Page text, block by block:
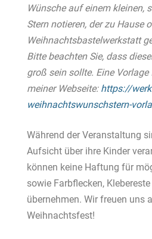
Wünsche auf einem kleinen,
Stern notieren, der zu Hause
Weihnachtsbastelwerkstatt
Bitte beachten Sie, dass
groß sein sollte. Eine
meiner Webseite: https://
weihnachtswunschstern-
Während der Veranstaltung
Aufsicht über ihre Kinder
können keine Haftung für
sowie Farbflecken,
übernehmen. Wir freuen uns
Weihnachtsfest!